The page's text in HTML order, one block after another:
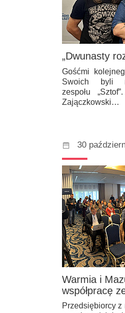
„Dwunasty
Gośćmi
Swoich byli
zespołu
Zajączkowski…
30
Warmia i
współpracę
Przedsiębiorcy z